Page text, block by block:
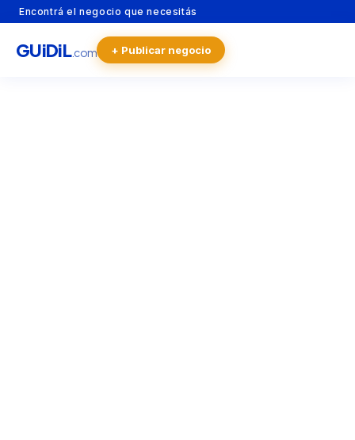
Encontrá el negocio que necesitás
GUiDiL.com + Publicar negocio